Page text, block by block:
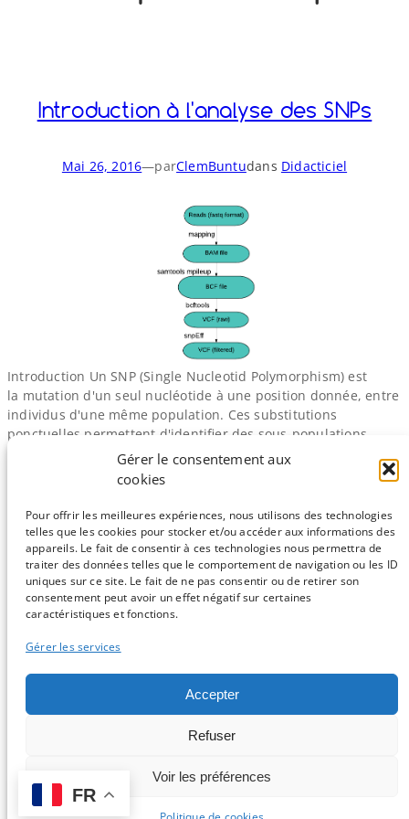
Gérer le consentement aux
cookies
Pour offrir les meilleures expériences, nous utilisons des technologies
telles que les cookies pour stocker et/ou accéder aux informations des
appareils. Le fait de consentir à ces technologies nous permettra de
traiter des données telles que le comportement de navigation ou les ID
uniques sur ce site. Le fait de ne pas consentir ou de retirer son
consentement peut avoir un effet négatif sur certaines
caractéristiques et fonctions.
Gérer les services
Accepter
Refuser
Voir les préférences
Introduction à l'analyse des SNPs
Mai 26, 2016—parClemBuntudans Didacticiel
Introduction Un SNP (Single Nucleotid Polymorphism) est
la mutation d'un seul nucléotide à une position donnée, entre
individus d'une même population. Ces substitutions
ponctuelles permettent d'identifier des sous-​populations.
Vous avez sûrement étudié en cours l'exemple de la
drépanocytose, une maladie causée par la mutation
peut être observée en…
Sauf mention contraire, tous les articles du blog sont sous licence
Vous souhaitez participer ?
Contactez nous !
Logo et design par Isabelle Stévant & Gwenaelle Lemoine -
Politique de confidentialité
FR